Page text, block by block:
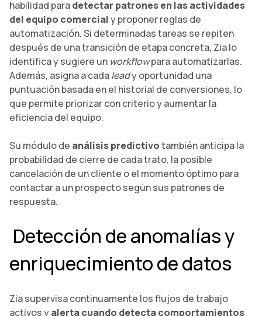
habilidad paradetectar patrones en las actividades
del equipo comercialy proponer reglas de
automatización. Si determinadas tareas se repiten
después de una transición de etapa concreta, Zia lo
identifica y sugiere un workflowpara automatizarlas.
Además, asigna a cadaleady oportunidad una
puntuación basada en el historial de conversiones, lo
que permite priorizar con criterio y aumentar la
eficiencia del equipo.
Su módulo de análisis predictivotambién anticipa la
probabilidad de cierre de cada trato, la posible
cancelación de un cliente o el momento óptimo para
contactar a un prospecto según sus patrones de
respuesta.
Detección de anomalías y
enriquecimiento de datos
Zia supervisa continuamente los flujos de trabajo
activos yalerta cuando detecta comportamientos